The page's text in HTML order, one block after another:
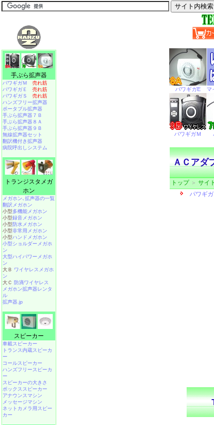
ＡＣアダ
トップ＞ サイ
手ぶら拡声器
パワギガＭ 売れ筋
パワギガＥ 売れ筋
パワギガＳ 売れ筋
ハンズフリー拡声器
ポータブル拡声器
手ぶら拡声器７Ｂ
手ぶら拡声器８Ａ
手ぶら拡声器９Ｂ
無線拡声器セット
翻訳機付き拡声器
病院呼出しシステム
トランジスタメガ
ホン
メガホン､拡声器の一覧
翻訳メガホン
小型多機能メガホン
小型録音メガホン
小型防水メガホン
小型非常用メガホン
小型ハンドメガホン
小型ショルダーメガホ
ン
大型ハイパワーメガホ
ン
大Ｂ ワイヤレスメガホ
ン
大Ｃ 防滴ワイヤレス
メガホン拡声器レンタ
ル
拡声器.jp
スピーカー
車載スピーカー
トランス内蔵スピーカ
ー
コールスピーカー
ハンズフリースピーカ
ー
スピーカーの大きさ
ボックススピーカー
アナウンスマシン
メッセージマシン
ネットカメラ用スピー
カー